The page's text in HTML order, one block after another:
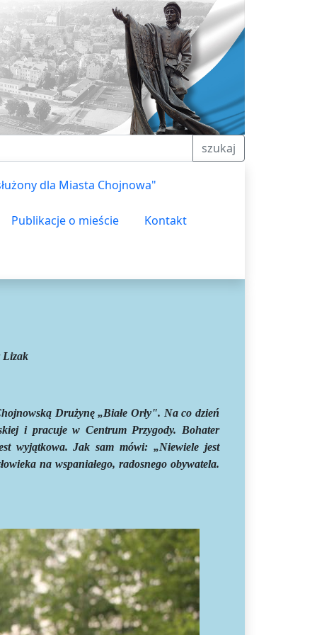
szukaj
dla Miasta Chojnowa"
Publikacje o mieście Kontakt
Lizak
Drużynę „Białe Orły". Na co dzień
i pracuje w Centrum Przygody. Bohater
wyjątkowa. Jak sam mówi: „Niewiele jest
na wspaniałego, radosnego obywatela.